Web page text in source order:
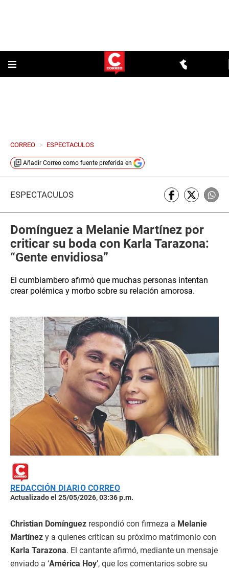
CORREO > ESPECTACULOS
Añadir Correo como fuente preferida en
ESPECTÁCULOS
Domínguez a Melanie Martínez por
criticar su boda con Karla Tarazona:
“Gente envidiosa”
El cumbiambero afirmó que muchas personas intentan
crear polémica y morbo sobre su relación amorosa.
REDACCIÓN DIARIO CORREO
Actualizado el 25/05/2026, 03:36 p.m.
Christian Domínguez respondió con firmeza a Melanie
Martínez y a quienes critican su próximo matrimonio con
Karla Tarazona. El cantante afirmó, mediante un mensaje
enviado a ‘América Hoy’, que los comentarios sobre su